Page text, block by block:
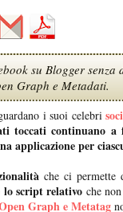
su Blogger
Graph e Metadati.
i suoi celebri
toccati continuano a
applicazione per
che ci permette
script relativo che
Graph e Metatag